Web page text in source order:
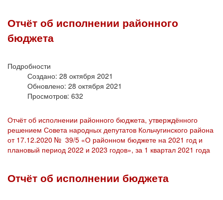
Отчёт об исполнении районного
бюджета
Подробности
Создано: 28 октября 2021
Обновлено: 28 октября 2021
Просмотров: 632
Отчёт об исполнении районного бюджета, утверждённого
решением Совета народных депутатов Кольчугинского района
от 17.12.2020 № 39/5 «О районном бюджете на 2021 год и
плановый период 2022 и 2023 годов», за 1 квартал 2021 года
Отчёт об исполнении бюджета